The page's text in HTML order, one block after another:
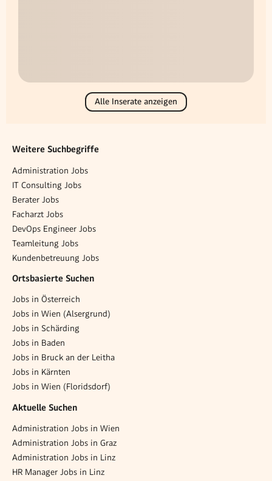
Alle Inserate anzeigen
Weitere Suchbegriffe
Administration Jobs
IT Consulting Jobs
Berater Jobs
Facharzt Jobs
DevOps Engineer Jobs
Teamleitung Jobs
Kundenbetreuung Jobs
Ortsbasierte Suchen
Jobs in Österreich
Jobs in Wien (Alsergrund)
Jobs in Schärding
Jobs in Baden
Jobs in Bruck an der Leitha
Jobs in Kärnten
Jobs in Wien (Floridsdorf)
Aktuelle Suchen
Administration Jobs in Wien
Administration Jobs in Graz
Administration Jobs in Linz
HR Manager Jobs in Linz